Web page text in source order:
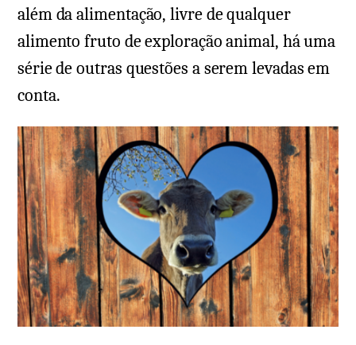
além da alimentação, livre de qualquer
alimento fruto de exploração animal, há uma
série de outras questões a serem levadas em
conta.